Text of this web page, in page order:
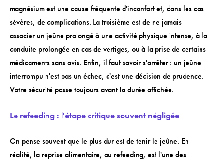
magnésium est une cause fréquente d'inconfort et, dans les cas
sévères, de complications. La troisième est de ne jamais
associer un jeûne prolongé à une activité physique intense, à la
conduite prolongée en cas de vertiges, ou à la prise de certains
médicaments sans avis. Enfin, il faut savoir s'arrêter : un jeûne
interrompu n'est pas un échec, c'est une décision de prudence.
Votre sécurité passe toujours avant la durée affichée.
Le refeeding : l'étape critique souvent négligée
On pense souvent que le plus dur est de tenir le jeûne. En
réalité, la reprise alimentaire, ou refeeding, est l'une des